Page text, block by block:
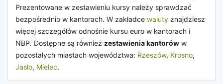
Prezentowane w zestawieniu kursy należy sprawdzać
bezpośrednio w kantorach. W zakładce waluty znajdziesz
więcej szczegółów odnośnie kursu euro w kantorach i
NBP. Dostępne są również zestawienia kantorów w
pozostałych miastach województwa: Rzeszów, Krosno,
Jasło, Mielec.